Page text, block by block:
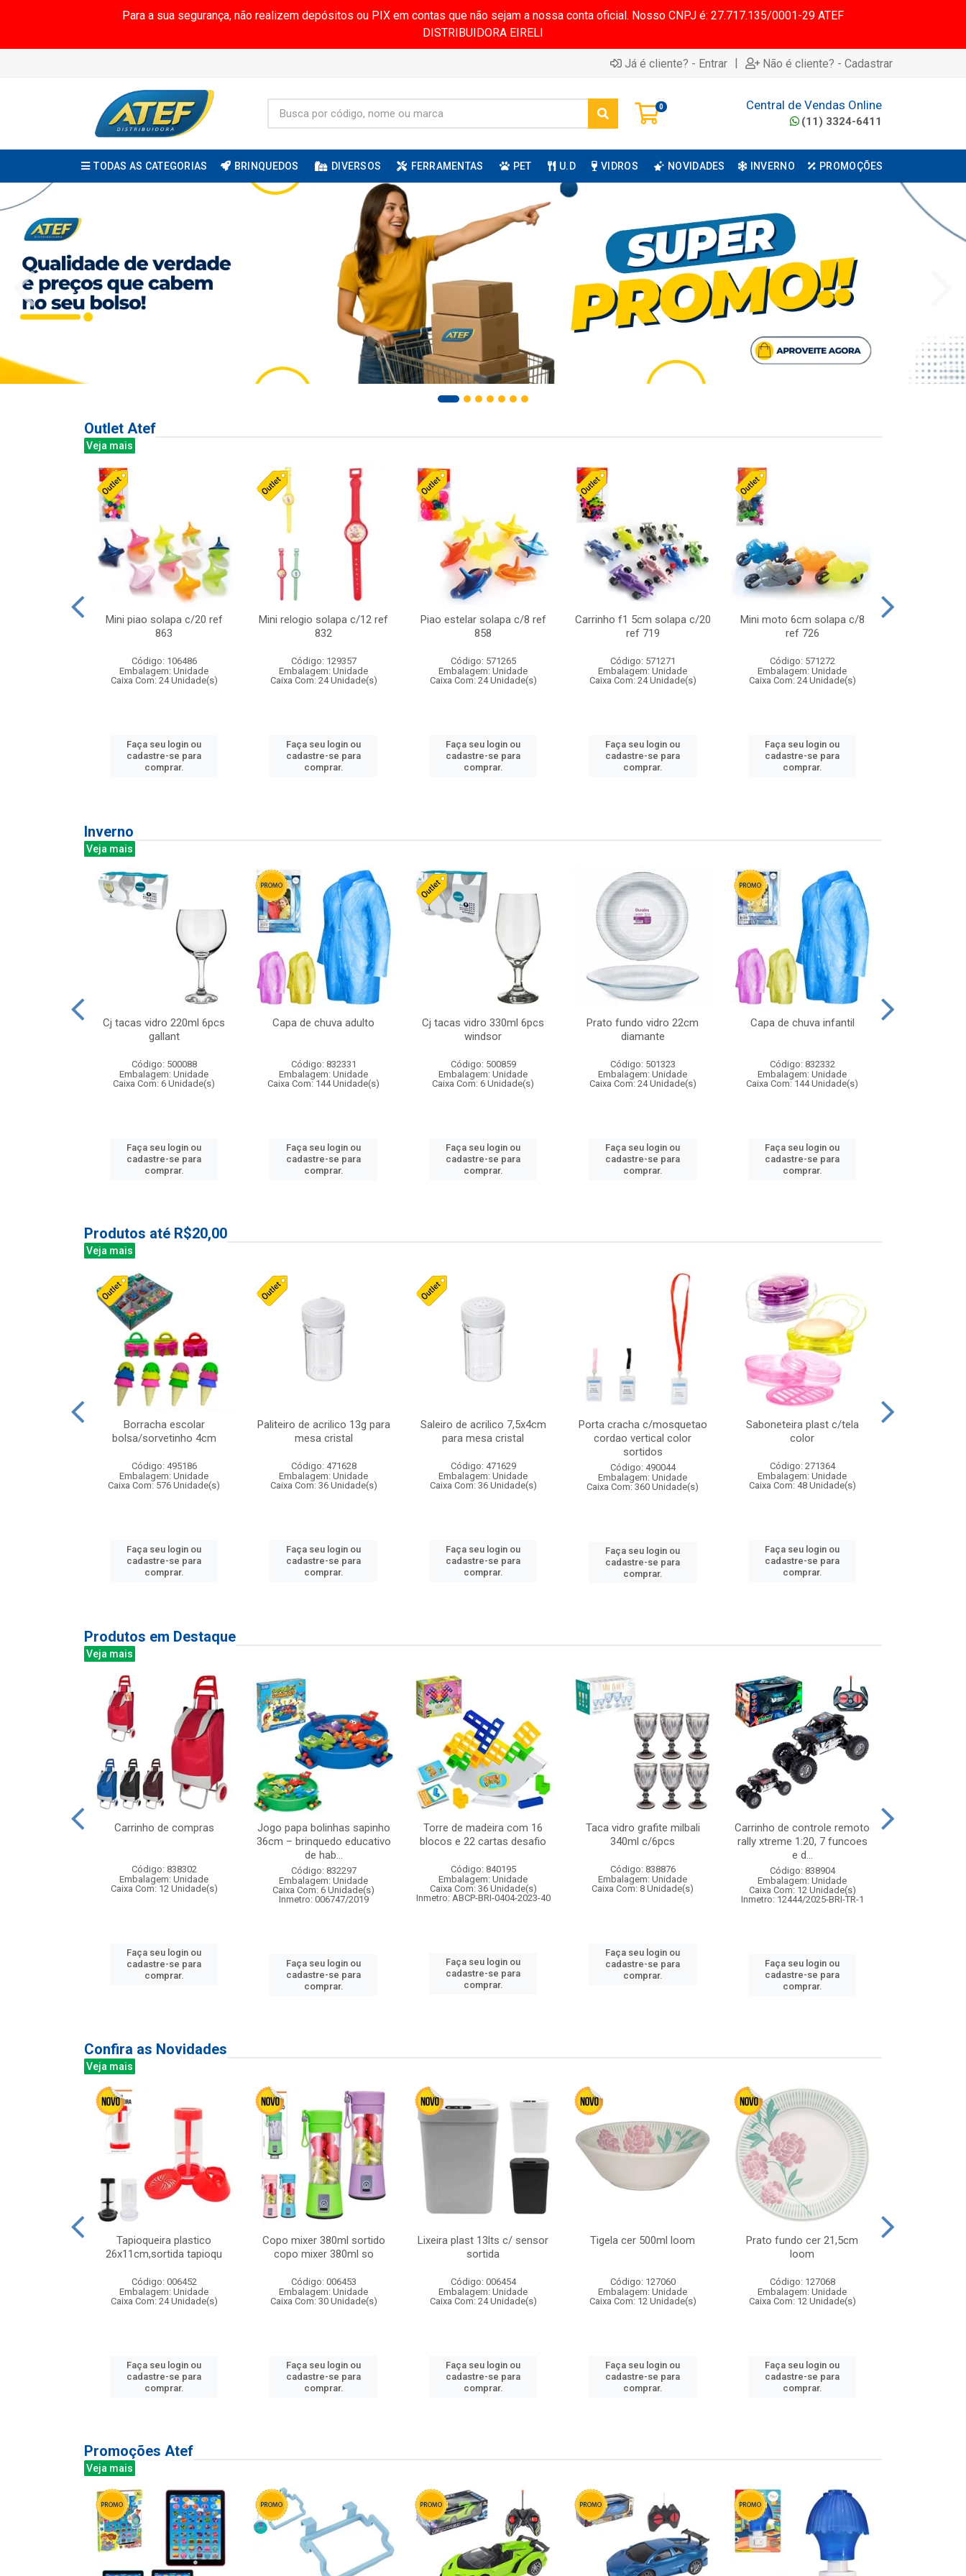
Para a sua segurança, não realizem depósitos ou PIX em contas que não sejam a nossa conta oficial. Nosso CNPJ é: 27.717.135/0001-29 ATEF
DISTRIBUIDORA EIRELI
Já é cliente? - Entrar | Não é cliente? - Cadastrar
0 Central de Vendas Online
(11) 3324-6411
TODAS AS CATEGORIAS BRINQUEDOS DIVERSOS FERRAMENTAS PET U.D VIDROS NOVIDADES INVERNO PROMOÇÕES
Outlet Atef
Veja mais
Mini piao solapa c/20 ref
863
Código: 106486
Embalagem: Unidade
Caixa Com: 24 Unidade(s)
Faça seu login ou
cadastre-se para
comprar.
Mini relogio solapa c/12 ref
832
Código: 129357
Embalagem: Unidade
Caixa Com: 24 Unidade(s)
Faça seu login ou
cadastre-se para
comprar.
Piao estelar solapa c/8 ref
858
Código: 571265
Embalagem: Unidade
Caixa Com: 24 Unidade(s)
Faça seu login ou
cadastre-se para
comprar.
Carrinho f1 5cm solapa c/20
ref 719
Código: 571271
Embalagem: Unidade
Caixa Com: 24 Unidade(s)
Faça seu login ou
cadastre-se para
comprar.
Mini moto 6cm solapa c/8
ref 726
Código: 571272
Embalagem: Unidade
Caixa Com: 24 Unidade(s)
Faça seu login ou
cadastre-se para
comprar.
Inverno
Veja mais
Cj tacas vidro 220ml 6pcs
gallant
Código: 500088
Embalagem: Unidade
Caixa Com: 6 Unidade(s)
Faça seu login ou
cadastre-se para
comprar.
Capa de chuva adulto
Código: 832331
Embalagem: Unidade
Caixa Com: 144 Unidade(s)
Faça seu login ou
cadastre-se para
comprar.
Cj tacas vidro 330ml 6pcs
windsor
Código: 500859
Embalagem: Unidade
Caixa Com: 6 Unidade(s)
Faça seu login ou
cadastre-se para
comprar.
Prato fundo vidro 22cm
diamante
Código: 501323
Embalagem: Unidade
Caixa Com: 24 Unidade(s)
Faça seu login ou
cadastre-se para
comprar.
Capa de chuva infantil
Código: 832332
Embalagem: Unidade
Caixa Com: 144 Unidade(s)
Faça seu login ou
cadastre-se para
comprar.
Produtos até R$20,00
Veja mais
Borracha escolar
bolsa/sorvetinho 4cm
Código: 495186
Embalagem: Unidade
Caixa Com: 576 Unidade(s)
Faça seu login ou
cadastre-se para
comprar.
Paliteiro de acrilico 13g para
mesa cristal
Código: 471628
Embalagem: Unidade
Caixa Com: 36 Unidade(s)
Faça seu login ou
cadastre-se para
comprar.
Saleiro de acrilico 7,5x4cm
para mesa cristal
Código: 471629
Embalagem: Unidade
Caixa Com: 36 Unidade(s)
Faça seu login ou
cadastre-se para
comprar.
Porta cracha c/mosquetao
cordao vertical color
sortidos
Código: 490044
Embalagem: Unidade
Caixa Com: 360 Unidade(s)
Faça seu login ou
cadastre-se para
comprar.
Saboneteira plast c/tela
color
Código: 271364
Embalagem: Unidade
Caixa Com: 48 Unidade(s)
Faça seu login ou
cadastre-se para
comprar.
Produtos em Destaque
Veja mais
Carrinho de compras
Código: 838302
Embalagem: Unidade
Caixa Com: 12 Unidade(s)
Faça seu login ou
cadastre-se para
comprar.
Jogo papa bolinhas sapinho
36cm – brinquedo educativo
de hab...
Código: 832297
Embalagem: Unidade
Caixa Com: 6 Unidade(s)
Inmetro: 006747/2019
Faça seu login ou
cadastre-se para
comprar.
Torre de madeira com 16
blocos e 22 cartas desafio
Código: 840195
Embalagem: Unidade
Caixa Com: 36 Unidade(s)
Inmetro: ABCP-BRI-0404-2023-40
Faça seu login ou
cadastre-se para
comprar.
Taca vidro grafite milbali
340ml c/6pcs
Código: 838876
Embalagem: Unidade
Caixa Com: 8 Unidade(s)
Faça seu login ou
cadastre-se para
comprar.
Carrinho de controle remoto
rally xtreme 1:20, 7 funcoes
e d...
Código: 838904
Embalagem: Unidade
Caixa Com: 12 Unidade(s)
Inmetro: 12444/2025-BRI-TR-1
Faça seu login ou
cadastre-se para
comprar.
Confira as Novidades
Veja mais
Tapioqueira plastico
26x11cm,sortida tapioqu
Código: 006452
Embalagem: Unidade
Caixa Com: 24 Unidade(s)
Faça seu login ou
cadastre-se para
comprar.
Copo mixer 380ml sortido
copo mixer 380ml so
Código: 006453
Embalagem: Unidade
Caixa Com: 30 Unidade(s)
Faça seu login ou
cadastre-se para
comprar.
Lixeira plast 13lts c/ sensor
sortida
Código: 006454
Embalagem: Unidade
Caixa Com: 24 Unidade(s)
Faça seu login ou
cadastre-se para
comprar.
Tigela cer 500ml loom
Código: 127060
Embalagem: Unidade
Caixa Com: 12 Unidade(s)
Faça seu login ou
cadastre-se para
comprar.
Prato fundo cer 21,5cm
loom
Código: 127068
Embalagem: Unidade
Caixa Com: 12 Unidade(s)
Faça seu login ou
cadastre-se para
comprar.
Promoções Atef
Veja mais